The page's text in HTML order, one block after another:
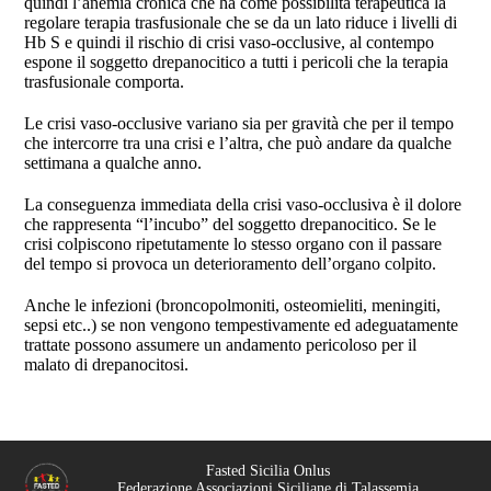
regolare terapia trasfusionale che se da un lato riduce i livelli di
Hb S e quindi il rischio di crisi vaso-occlusive, al contempo
espone il soggetto drepanocitico a tutti i pericoli che la terapia
trasfusionale comporta.
Le crisi vaso-occlusive variano sia per gravità che per il tempo
che intercorre tra una crisi e l’altra, che può andare da qualche
settimana a qualche anno.
La conseguenza immediata della crisi vaso-occlusiva è il dolore
che rappresenta “l’incubo” del soggetto drepanocitico. Se le
crisi colpiscono ripetutamente lo stesso organo con il passare
del tempo si provoca un deterioramento dell’organo colpito.
Anche le infezioni (broncopolmoniti, osteomieliti, meningiti,
sepsi etc..) se non vengono tempestivamente ed adeguatamente
trattate possono assumere un andamento pericoloso per il
malato di drepanocitosi.
Fasted Sicilia Onlus